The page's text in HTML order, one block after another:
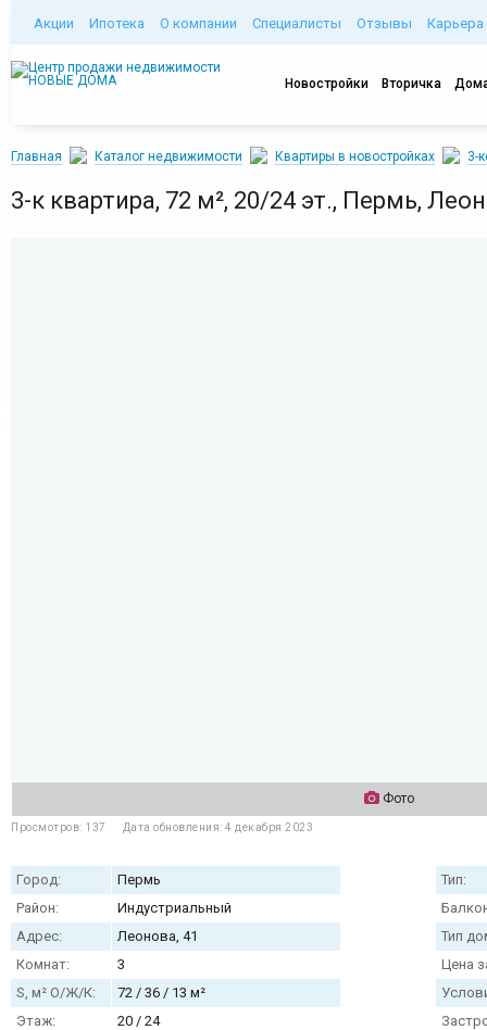
Акции Ипотека О компании Специалисты Отзывы Карьера
Новостройки Вторичка
Главная Каталог недвижимости Квартиры в новостройках 3-
3-к квартира, 72 м², 20/24 эт., Пермь,
Фото
Просмотров: 137 Дата обновления: 4 декабря 2023
Город:
Пермь
Район:
Индустриальный
Адрес:
Леонова, 41
Комнат:
3
S, м² О/Ж/К:
72 / 36 / 13 м²
Этаж:
20 / 24
Тип:
Тип
Цена